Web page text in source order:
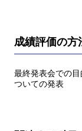
成績評価の方
最終発表会での
ついての発表